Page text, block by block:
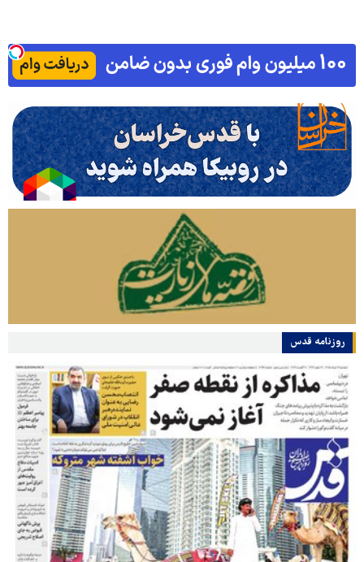
روزنامه قدس